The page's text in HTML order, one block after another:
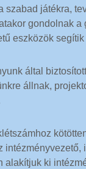
játékra,
gondolnak
eszközök
által
állnak,
alakítjuk ki